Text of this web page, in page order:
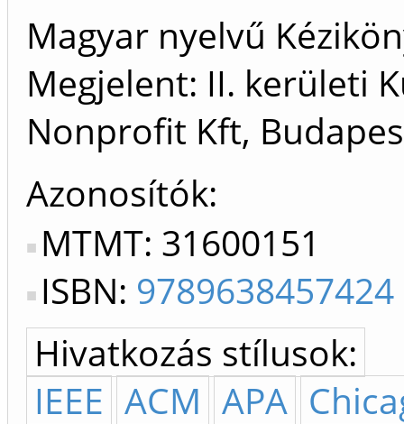
Magyar nyelvű
Megjelent: II. kerületi
Nonprofit Kft,
Azonosítók
MTMT: 31600151
ISBN: 9789638457424
Hivatkozás stílusok:
IEEE ACM APA